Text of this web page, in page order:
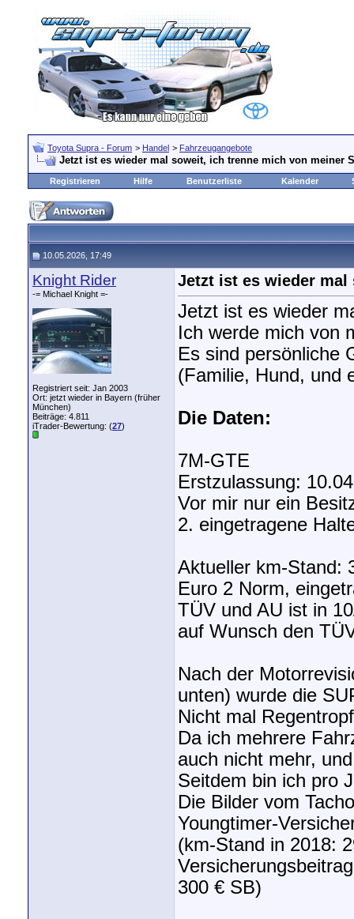
Toyota Supra - Forum > Handel > Fahrzeugangebote
Jetzt ist es wieder mal soweit, ich trenne mich von meiner
Registrieren Hilfe Benutzerliste Kalender
10.05.2026, 17:49
Knight Rider
-= Michael Knight =-
Registriert seit: Jan 2003
Ort: jetzt wieder in Bayern (früher
München)
Beiträge: 4.811
iTrader-Bewertung: (27)
Jetzt ist es wieder mal
Jetzt ist es wieder
Ich werde mich von
Es sind persönliche
(Familie, Hund, und
Die Daten:
7M-GTE
Erstzulassung:
Vor mir nur ein
2. eingetragene
Aktueller km-Stand:
Euro 2 Norm,
TÜV und AU ist in
auf Wunsch den
Nach der
unten) wurde die
Nicht mal
Da ich mehrere
auch nicht mehr,
Seitdem bin ich pro
Die Bilder vom
Youngtimer-
(km-Stand in 2018:
300 € SB)